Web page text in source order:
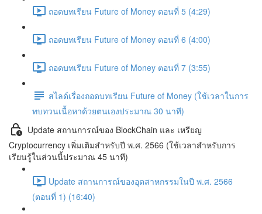
ถอดบทเรียน Future of Money ตอนที่ 5 (4:29)
ถอดบทเรียน Future of Money ตอนที่ 6 (4:00)
ถอดบทเรียน Future of Money ตอนที่ 7 (3:55)
สไลด์เรื่องถอดบทเรียน Future of Money (ใช้เวลาในการ
ทบทวนเนื้อหาด้วยตนเองประมาณ 30 นาที)
Update สถานการณ์ของ BlockChain และ เหรียญ
Cryptocurrency เพิ่มเติมสำหรับปี พ.ศ. 2566 (ใช้เวลาสำหรับการ
เรียนรู้ในส่วนนี้ประมาณ 45 นาที)
Update สถานการณ์ของอุตสาหกรรมในปี พ.ศ. 2566
(ตอนที่ 1) (16:40)